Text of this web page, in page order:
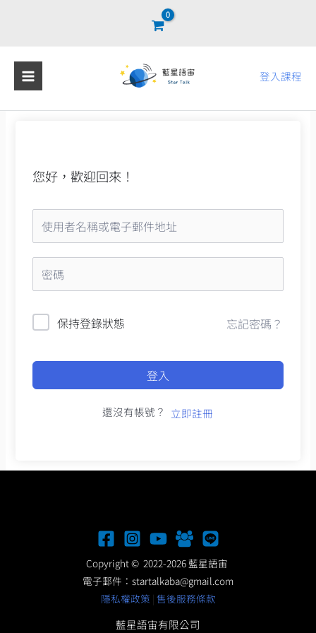
登入課程
您好，歡迎回來！
保持登錄狀態 忘記密碼？
登入
還沒有帳號？ 立即註冊
Copyright © 2022-2026 藍星語宙
電子郵件： startalkaba@gmail.com
隱私權政策 | 售後服務條款
藍星語宙有限公司